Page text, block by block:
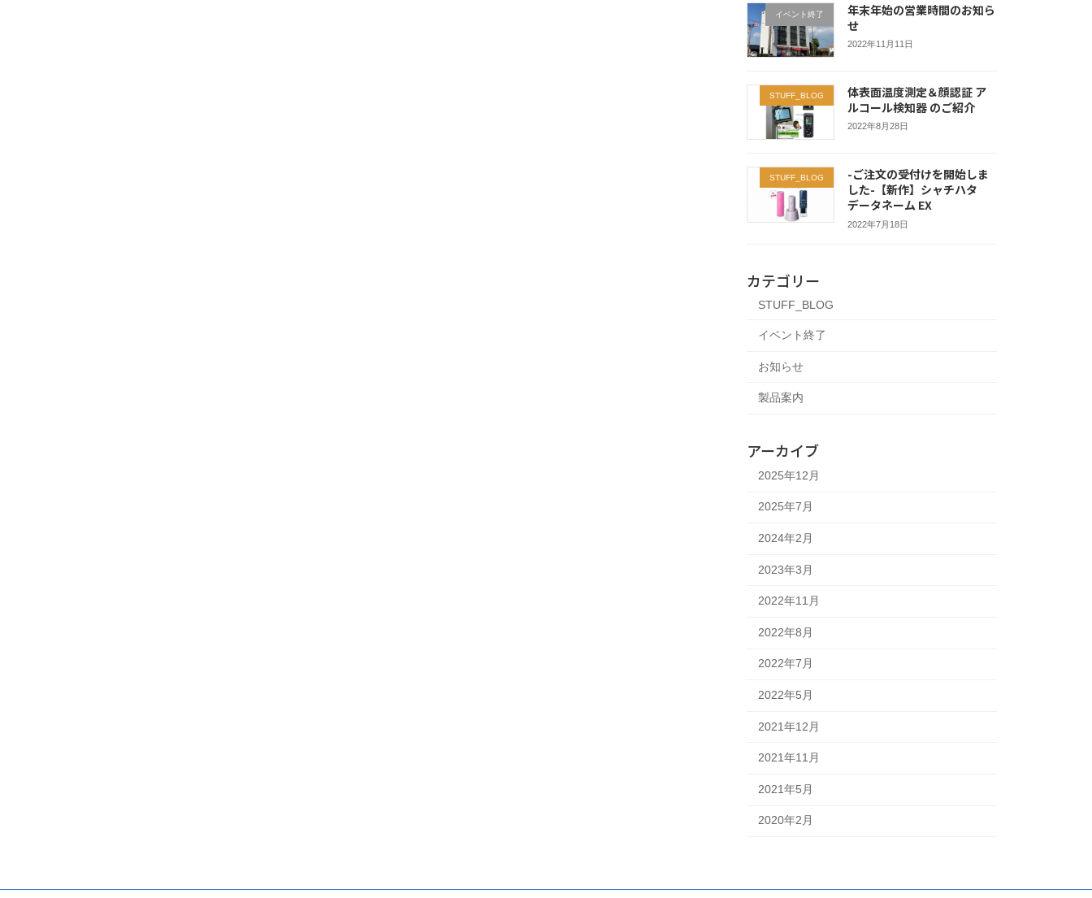
イベント終了
年末年始の営業時間のお知ら
せ
2022年11月11日
STUFF_BLOG
体表面温度測定＆顔認証 ア
ルコール検知器 のご紹介
2022年8月28日
STUFF_BLOG
-ご注文の受付けを開始しま
した-【新作】シャチハタ
データネーム EX
2022年7月18日
カテゴリー
STUFF_BLOG
イベント終了
お知らせ
製品案内
アーカイブ
2025年12月
2025年7月
2024年2月
2023年3月
2022年11月
2022年8月
2022年7月
2022年5月
2021年12月
2021年11月
2021年5月
2020年2月